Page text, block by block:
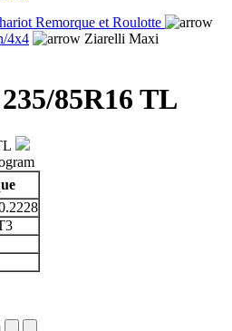
Remorque et Roulotte
4x4
Ziarelli Maxi
85R16 TL